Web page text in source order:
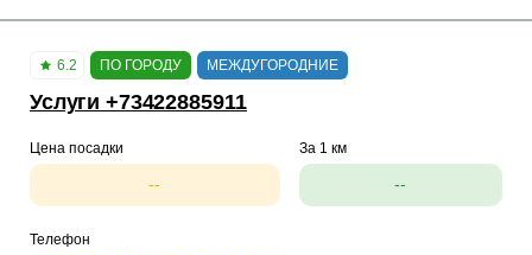
6.2 ПО ГОРОДУ МЕЖДУГОРОДНИЕ
Услуги +73422885911
Цена посадки
--
За 1 км
--
Телефон